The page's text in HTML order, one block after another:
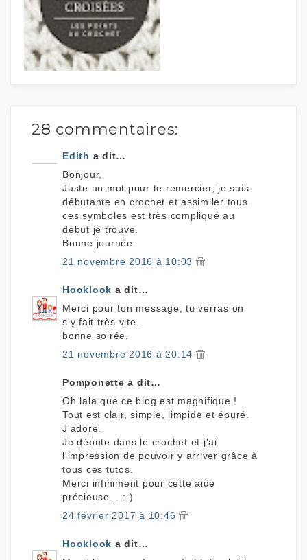
28 commentaires:
Edith a dit…
Bonjour,
Juste un mot pour te remercier, je suis
débutante en crochet et assimiler tous
ces symboles est très compliqué au
début je trouve.
Bonne journée.
21 novembre 2016 à 10:03
Hooklook a dit…
Merci pour ton message, tu verras on
s'y fait très vite.
bonne soirée.
21 novembre 2016 à 20:14
Pomponette a dit…
Oh lala que ce blog est magnifique !
Tout est clair, simple, limpide et épuré.
J'adore.
Je débute dans le crochet et j'ai
l'impression de pouvoir y arriver grâce à
tous ces tutos.
Merci infiniment pour cette aide
précieuse... :-)
24 février 2017 à 10:46
Hooklook a dit…